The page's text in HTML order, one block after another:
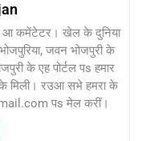
आ कमेंटेटर। खेल के दुनिया
जवन भोजपुरी के
के एह पोर्टल पs हमार
रउआ सभे हमरा के
पs मेल करीं।